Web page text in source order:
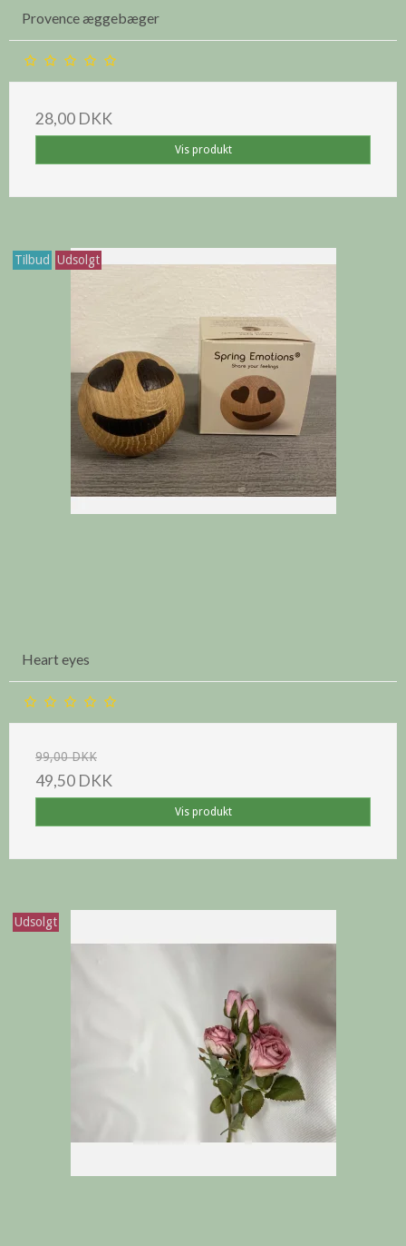
Provence æggebæger
28,00 DKK
Vis produkt
Tilbud Udsolgt
Heart eyes
99,00 DKK
49,50 DKK
Vis produkt
Udsolgt